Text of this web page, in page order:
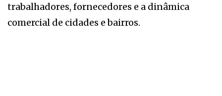
trabalhadores, fornecedores e a dinâmica
comercial de cidades e bairros.